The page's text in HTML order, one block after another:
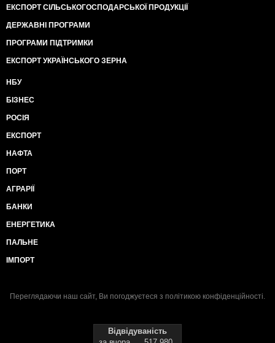
ЕКСПОРТ СІЛЬСЬКОГОСПОДАРСЬКОЇ ПРОДУКЦІЇ
ДЕРЖАВНІ ПРОГРАМИ
ПРОГРАМИ ПІДТРИМКИ
ЕКСПОРТ УКРАЇНСЬКОГО ЗЕРНА
НБУ
БІЗНЕС
РОСІЯ
ЕКСПОРТ
НАФТА
ПОРТ
АГРАРІЇ
БАНКИ
ЕНЕРГЕТИКА
ПАЛЬНЕ
ІМПОРТ
Переглядаючи наш сайт, Ви погоджуєтеся з політикою конфіденційності.
Відвідуваність